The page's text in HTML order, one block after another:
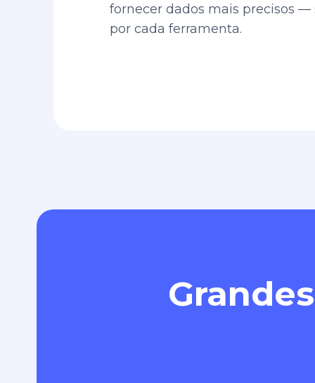
fornecer dados mais precisos
por cada ferramenta.